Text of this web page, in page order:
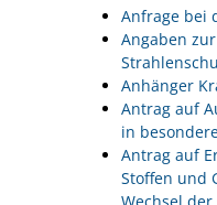
Anfrage bei
Angaben
Anhänger
Antrag auf
in
Antrag auf
Stoffen und